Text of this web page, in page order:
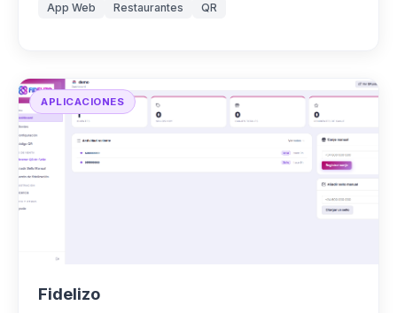
App Web Restaurantes QR
APLICACIONES
Fidelizo